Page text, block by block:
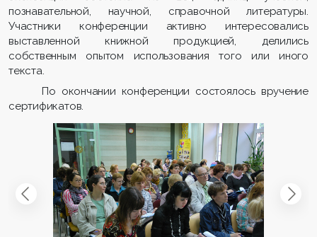
познавательной, научной, справочной литературы.
Участники конференции активно интересовались
выставленной книжной продукцией, делились
собственным опытом использования того или иного
текста.
По окончании конференции состоялось вручение
сертификатов.